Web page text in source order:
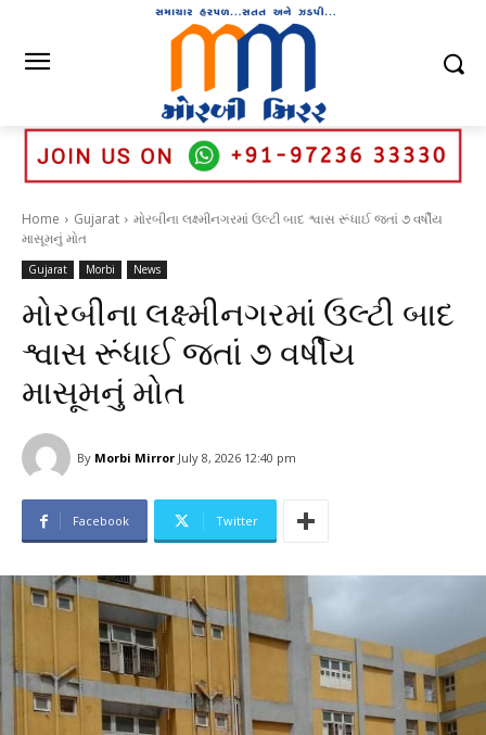
Home Gujarat
મોરબીના લક્ષ્મીનગરમાં ઉલ્ટી બાદ શ્વાસ રૂંધાઈ જતાં ૭ વર્ષીય
માસૂમનું મોત
Gujarat Morbi News
મોરબીના લક્ષ્મીનગરમાં ઉલ્ટી બાદ
શ્વાસ રૂંધાઈ જતાં ૭ વર્ષીય
માસૂમનું મોત
By Morbi Mirror July 8, 2026 12:40 pm
Facebook Twitter